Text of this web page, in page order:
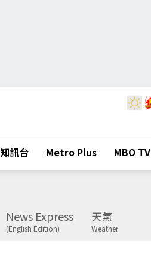
知訊台 Metro Plus MBO TV
News Express
(English Edition)
天氣
Weather